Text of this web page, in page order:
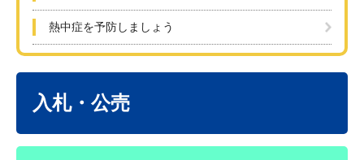
熱中症を予防しましょう
入札・公売